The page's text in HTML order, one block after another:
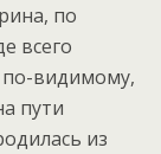
по
всего
по-видимому,
пути
из